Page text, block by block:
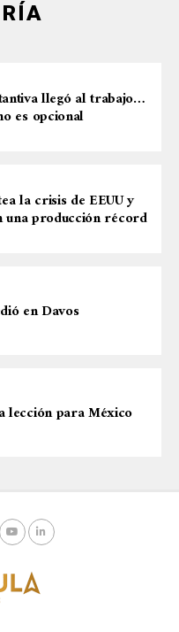
llegó al trabajo…
es opcional
la crisis de EEUU y
producción récord
en Davos
lección para México